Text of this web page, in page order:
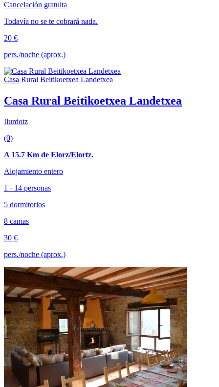
Cancelación gratuita
Todavía no se te cobrará nada.
20 €
pers./noche (aprox.)
Casa Rural Beitikoetxea Landetxea
Ilurdotz
(0)
A 15.7 Km de Elorz/Elortz.
Alojamiento entero
1 - 14 personas
5 dormitorios
8 camas
30 €
pers./noche (aprox.)